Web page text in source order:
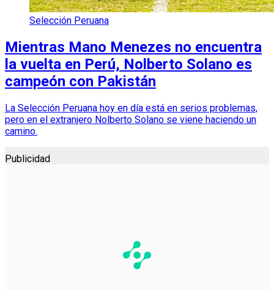
Selección Peruana
Mientras Mano Menezes no encuentra
la vuelta en Perú, Nolberto Solano es
campeón con Pakistán
La Selección Peruana hoy en día está en serios problemas,
pero en el extranjero Nolberto Solano se viene haciendo un
camino.
Publicidad